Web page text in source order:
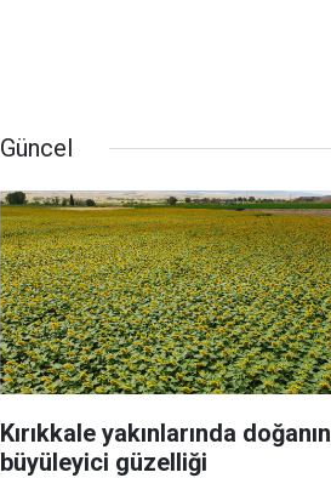
Güncel
Kırıkkale yakınlarında doğanın
büyüleyici güzelliği